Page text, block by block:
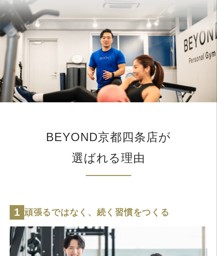
BEYOND京都四条店が
選ばれる理由
1 頑張るではなく、続く習慣をつくる